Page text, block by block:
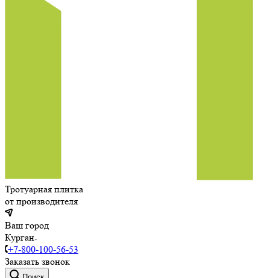
Тротуарная плитка
от производителя
Ваш город
Курган
+7-800-100-56-53
Заказать звонок